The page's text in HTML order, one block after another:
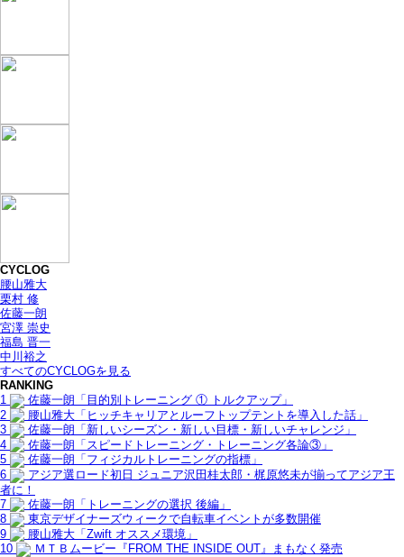
CYCLOG
腰山雅大
栗村 修
佐藤一朗
宮澤 崇史
福島 晋一
中川裕之
すべてのCYCLOGを見る
RANKING
1
佐藤一朗「目的別トレーニング ① トルクアップ」
2
腰山雅大「ヒッチキャリアとルーフトップテントを導入した話」
3
佐藤一朗「新しいシーズン・新しい目標・新しいチャレンジ」
4
佐藤一朗「スピードトレーニング・トレーニング各論③」
5
佐藤一朗「フィジカルトレーニングの指標」
6
アジア選ロード初日 ジュニア沢田桂太郎・梶原悠未が揃ってアジア王
者に！
7
佐藤一朗「トレーニングの選択 後編」
8
東京デザイナーズウィークで自転車イベントが多数開催
9
腰山雅大「Zwift オススメ環境」
10
ＭＴＢムービー『FROM THE INSIDE OUT』まもなく発売